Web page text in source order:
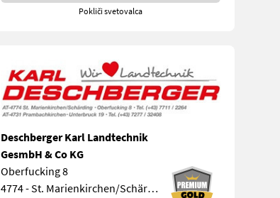
Pokliči svetovalca
Deschberger Karl Landtechnik
GesmbH & Co KG
Oberfucking 8
4774 - St. Marienkirchen/Schärding